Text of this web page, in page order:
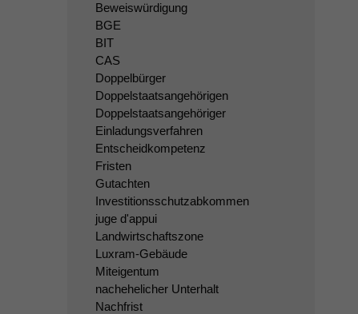
Beweiswürdigung
BGE
BIT
CAS
Doppelbürger
Doppelstaatsangehörigen
Doppelstaatsangehöriger
Einladungsverfahren
Entscheidkompetenz
Fristen
Gutachten
Investitionsschutzabkommen
juge d'appui
Landwirtschaftszone
Luxram-Gebäude
Miteigentum
nachehelicher Unterhalt
Nachfrist